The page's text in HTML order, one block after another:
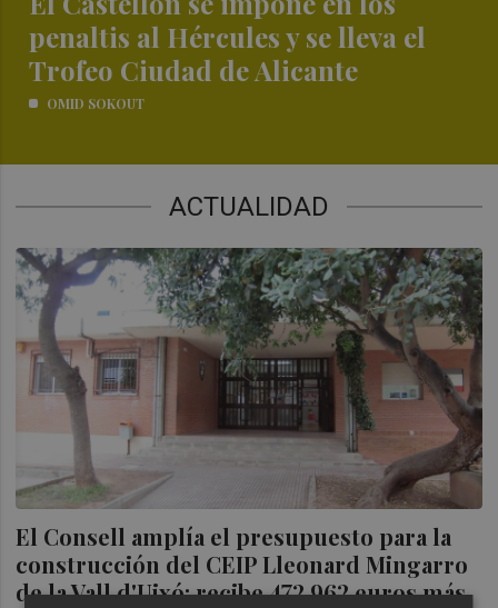
penaltis al Hércules y se lleva el
Trofeo Ciudad de Alicante
OMID SOKOUT
ACTUALIDAD
El Consell amplía el presupuesto para la
construcción del CEIP Lleonard Mingarro
de la Vall d'Uixó: recibe 472.962 euros más